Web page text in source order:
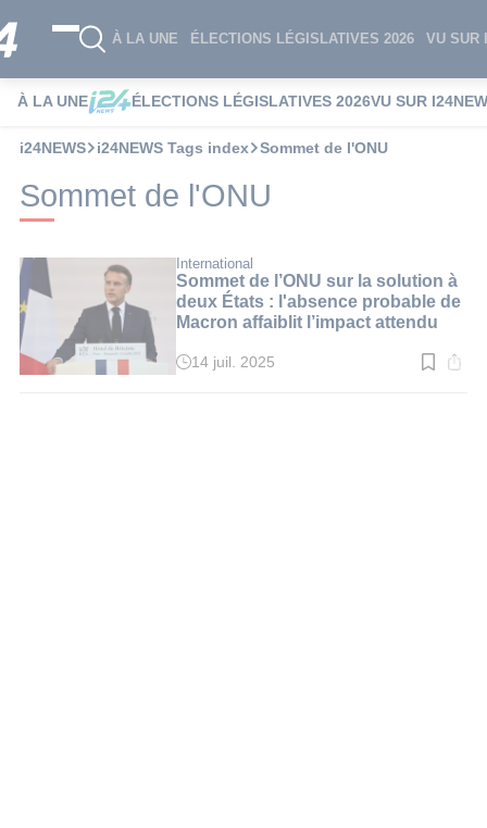
À LA UNE ÉLECTIONS LÉGISLATIVES 2026 VU SUR
À LA UNE ÉLECTIONS LÉGISLATIVES 2026VU SUR
i24NEWS i24NEWS Tags index Sommet de l'ONU
Sommet de l'ONU
International
Sommet de l’ONU sur la solution à
deux États : l'absence probable de
Macron affaiblit l’impact attendu
Temps
14 juil. 2025